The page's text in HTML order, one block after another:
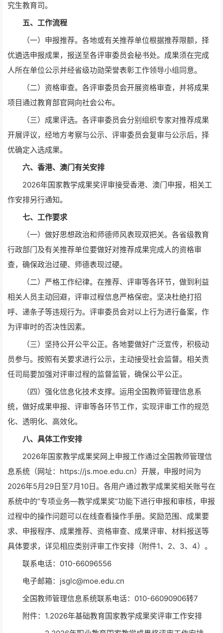
究生教育司。
五、工作流程
（一）申报推荐。各地或有关推荐单位根据推荐限额，择
优遴选申报成果，报送至各评审委员会秘书处。成果须在完成
人所在单位公示并经省级功勋荣誉表彰工作领导小组同意。
（二）资格审查。各评审委员会开展资格审查，并将成果
项目通过教育部官网向社会公布。
（三）成果评选。各评审委员会分别组织专家对推荐成果
开展评议，经地方考察与公示、评审委员会复审与公示后，择
优确定入选成果。
六、香港、澳门有关安排
2026年国家教学成果奖评审接受香港、澳门申报，相关工
作安排另行通知。
七、工作要求
（一）做好思想政治和师德师风表现双把关。各省级教育
行政部门及有关推荐单位要做好对推荐成果完成人的资格审
查，确保政治过硬、师德表现过硬。
（二）严格工作纪律。在推荐、评审等各环节，做到利益
相关人员主动回避，评审过程信息严格保密。坚决杜绝打招
呼、递条子等违规行为。评审委员会对以上行为进行备案，作
为评审时的否决性因素。
（三）坚持公开公平公正。各地要做好广泛宣传，积极动
员参与。按照有关要求进行公示，主动接受社会监督。相关责
任司局要加强对评审过程的监督监管，确保公平公正。
（四）强化信息化技术支撑。运用全国教师管理信息系
统，做好成果申报、评审等各环节工作，实现评审工作的规范
化、透明化、高效化。
八、具体工作安排
2026年国家教学成果奖网上申报工作通过全国教师管理信
息系统（网址：https://js.moe.edu.cn）开展，申报时间为
2026年5月29日至7月10日。各用户通过教学成果奖相关账号在
系统中的“专项业务—教学成果奖”功能下进行申报和审核，申报
过程中的操作问题可以在线查看操作手册。奖励范围、成果要
求、申报程序、成果推荐、资格审查、成果评审、材料报送等
具体要求，详见相应类别评审工作安排（附件1、2、3、4）。
联系电话：010-66096556
电子邮箱：jsglc@moe.edu.cn
全国教师管理信息系统联系电话：010-66090906转7
附件：1.2026年基础教育国家教学成果奖评审工作安排